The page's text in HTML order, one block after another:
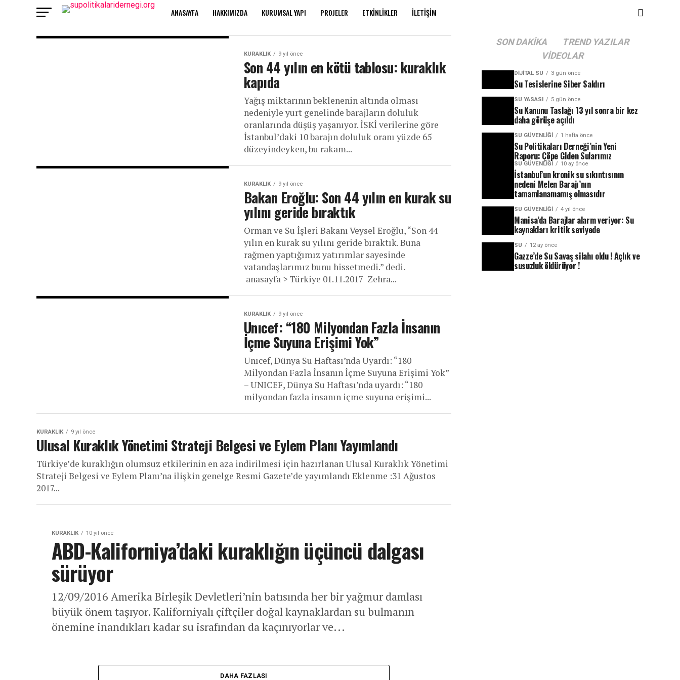
ANASAYFA HAKKIMIZDA KURUMSAL YAPI PROJELER ETKINLIKLER İLETIŞIM
KURAKLIK 9 yıl önce
Son 44 yılın en kötü tablosu: kuraklık
kapıda
Yağış miktarının beklenenin altında olması
nedeniyle yurt genelinde barajların doluluk
oranlarında düşüş yaşanıyor. İSKİ verilerine göre
İstanbul’daki 10 barajın doluluk oranı yüzde 65
düzeyindeyken, bu rakam...
KURAKLIK 9 yıl önce
Bakan Eroğlu: Son 44 yılın en kurak su
yılını geride bıraktık
Orman ve Su İşleri Bakanı Veysel Eroğlu, “Son 44
yılın en kurak su yılını geride bıraktık. Buna
rağmen yaptığımız yatırımlar sayesinde
vatandaşlarımız bunu hissetmedi.” dedi.
anasayfa > Türkiye 01.11.2017 Zehra...
KURAKLIK 9 yıl önce
Unıcef: “180 Milyondan Fazla İnsanın
İçme Suyuna Erişimi Yok”
Unıcef, Dünya Su Haftası’nda Uyardı: “180
Milyondan Fazla İnsanın İçme Suyuna Erişimi Yok”
– UNICEF, Dünya Su Haftası’nda uyardı: “180
milyondan fazla insanın içme suyuna erişimi...
KURAKLIK 9 yıl önce
Ulusal Kuraklık Yönetimi Strateji Belgesi ve Eylem Planı Yayımlandı
Türkiye’de kuraklığın olumsuz etkilerinin en aza indirilmesi için hazırlanan Ulusal Kuraklık Yönetimi
Strateji Belgesi ve Eylem Planı’na ilişkin genelge Resmi Gazete’de yayımlandı Eklenme :31 Ağustos
2017...
KURAKLIK 10 yıl önce
ABD-Kaliforniya’daki kuraklığın üçüncü dalgası
sürüyor
12/09/2016 Amerika Birleşik Devletleri’nin batısında her bir yağmur damlası
büyük önem taşıyor. Kaliforniyalı çiftçiler doğal kaynaklardan su bulmanın
önemine inandıkları kadar su israfından da kaçınıyorlar ve...
DAHA FAZLASI
SON DAKIKA
TREND YAZILAR
VIDEOLAR
DIJITAL SU 3 gün önce
Su Tesislerine Siber Saldırı
SU YASASI 5 gün önce
Su Kanunu Taslağı 13 yıl sonra bir kez
daha görüşe açıldı
SU GÜVENLIĞI 1 hafta önce
Su Politikaları Derneği’nin Yeni
Raporu: Çöpe Giden Sularımız
SU GÜVENLIĞI 10 ay önce
İstanbul’un kronik su sıkıntısının
nedeni Melen Barajı’nın
tamamlanamamış olmasıdır
SU GÜVENLIĞI 4 yıl önce
Manisa’da Barajlar alarm veriyor: Su
kaynakları kritik seviyede
SU 12 ay önce
Gazze’de Su Savaş silahı oldu ! Açlık ve
susuzluk öldürüyor !